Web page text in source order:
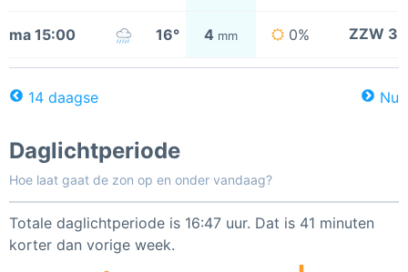
ma 15:00 16° 4 mm 0% ZZW 3
14 daagse Nu
Daglichtperiode
Hoe laat gaat de zon op en onder vandaag?
Totale daglichtperiode is 16:47 uur. Dat is 41 minuten
korter dan vorige week.